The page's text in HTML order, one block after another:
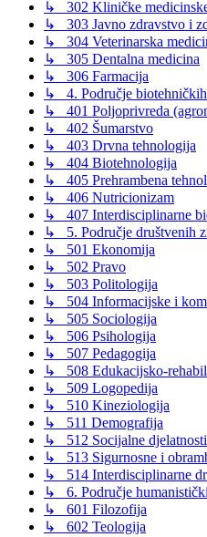
↳ 302 Kliničke
↳ 303 Javno zdravstvo i
↳ 304 Veterinarska
↳ 305 Dentalna medicina
↳ 306 Farmacija
↳ 4. Područje biotehničkih
↳ 401 Poljoprivreda
↳ 402 Šumarstvo
↳ 403 Drvna tehnologija
↳ 404 Biotehnologija
↳ 405 Prehrambena
↳ 406 Nutricionizam
↳ 407 Interdisciplinarne
↳ 5. Područje društvenih
↳ 501 Ekonomija
↳ 502 Pravo
↳ 503 Politologija
↳ 504 Informacijske i
↳ 505 Sociologija
↳ 506 Psihologija
↳ 507 Pedagogija
↳ 508 Edukacijsko-
↳ 509 Logopedija
↳ 510 Kineziologija
↳ 511 Demografija
↳ 512 Socijalne djelatnosti
↳ 513 Sigurnosne i
↳ 514 Interdisciplinarne
↳ 6. Područje
↳ 601 Filozofija
↳ 602 Teologija